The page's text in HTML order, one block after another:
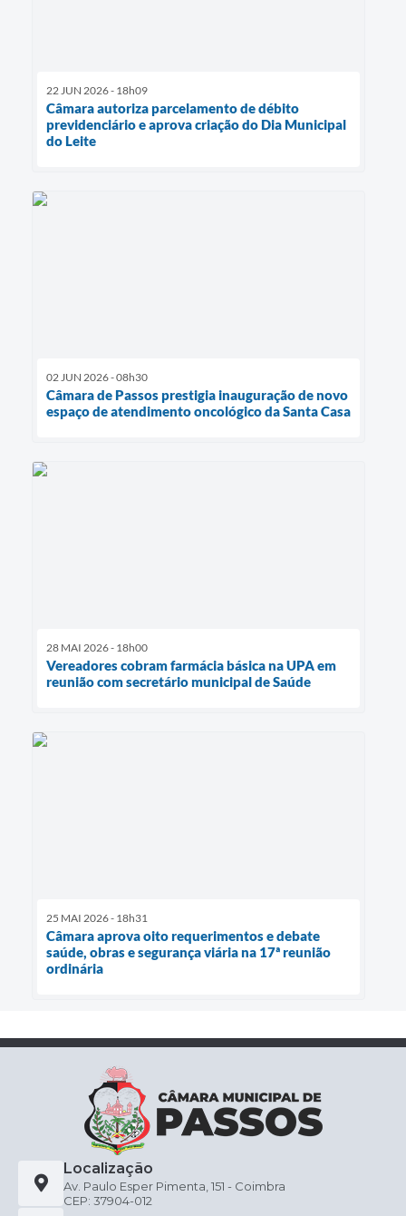
22 JUN 2026 - 18h09
Câmara autoriza parcelamento de débito
previdenciário e aprova criação do Dia Municipal
do Leite
02 JUN 2026 - 08h30
Câmara de Passos prestigia inauguração de novo
espaço de atendimento oncológico da Santa Casa
28 MAI 2026 - 18h00
Vereadores cobram farmácia básica na UPA em
reunião com secretário municipal de Saúde
25 MAI 2026 - 18h31
Câmara aprova oito requerimentos e debate
saúde, obras e segurança viária na 17ª reunião
ordinária
Localização
Av. Paulo Esper Pimenta, 151 - Coimbra
CEP: 37904-012